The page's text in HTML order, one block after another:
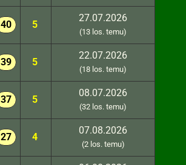
40 5
27.07.2026
(13 los. temu)
39 5
22.07.2026
(18 los. temu)
37 5
08.07.2026
(32 los. temu)
27 4
07.08.2026
(2 los. temu)